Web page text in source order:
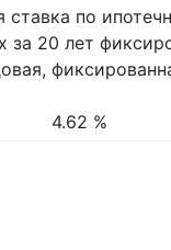
ставка по
за 20 лет
4.62 %